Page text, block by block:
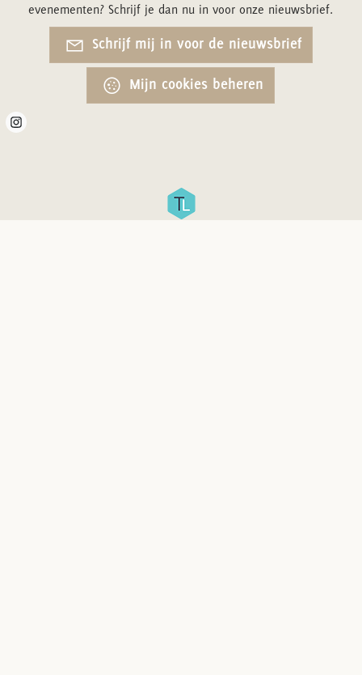
evenementen? Schrijf je dan nu in voor onze nieuwsbrief.
Schrijf mij in voor de nieuwsbrief
Mijn cookies beheren